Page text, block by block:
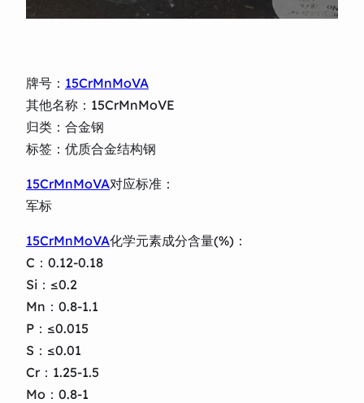
牌号： 15CrMnMoVA
其他名称：15CrMnMoVE
归类：合金钢
标签：优质合金结构钢
15CrMnMoVA对应标准：
军标
15CrMnMoVA化学元素成分含量(%)：
C：0.12-0.18
Si：≤0.2
Mn：0.8-1.1
P：≤0.015
S：≤0.01
Cr：1.25-1.5
Mo：0.8-1